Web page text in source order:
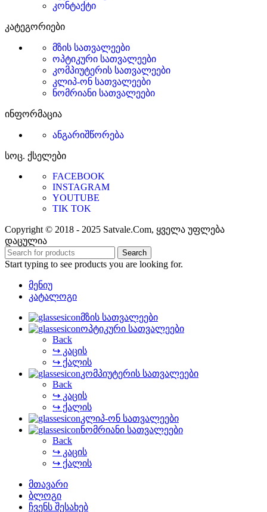
კონტაქტი
კატეგორიები
მზის სათვალეები
ოპტიკური სათვალეები
კომპიუტერის სათვალეები
კლიპ-ონ სათვალეები
ნომრიანი სათვალეები
ინფორმაცია
ანგარიშწორება
სოც. ქსელები
FACEBOOK
INSTAGRAM
YOUTUBE
TIK TOK
Copyright © 2018 - 2025 Satvale.Com, ყველა უფლება
დაცულია
Search
Start typing to see products you are looking for.
მენიუ
კატალოგი
მზის სათვალეები
ოპტიკური სათვალეები
Back
↪ კაცის
↪ ქალის
კომპიუტერის სათვალეები
Back
↪ კაცის
↪ ქალის
კლიპ-ონ სათვალეები
ნომრიანი სათვალეები
Back
↪ კაცის
↪ ქალის
მთავარი
ბლოგი
ჩვენს შესახებ